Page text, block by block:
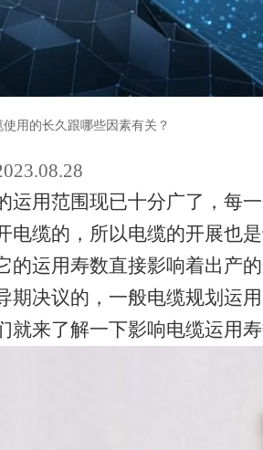
使用的长久跟哪些因素有关？
运用范围现已十分广了，每
电缆的，所以电缆的开展也
的运用寿数直接影响着出产
期决议的，一般电缆规划运
就来了解一下影响电缆运用